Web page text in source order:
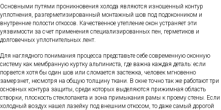
Основными путями проникновения холода являются изношенный контур
уплотнения, разгерметизированный монтажный шов под подоконником и
внутренние полости откосов. Качественное утепление окон устраняет эти
уязвимости за счет применения специализированных пен, герметиков и
долговечных уплотнительных лент.
Для наглядного понимания процесса представьте себе современную оконную
систему как мембранную куртку альпиниста, где важна каждая деталь: если
порвется хотя бы один шов или сломается застежка, человек мгновенно
замерзнет, несмотря на общую толщину ткани. В окне точно так же работают три
основных контура защиты, среди которых выделяются прижимная область
створки, плоскость стеклопакета и зона примыкания рамы к проему стены. Если
холодный воздух нашел лазейку под внешним откосом, то даже самый дорогой